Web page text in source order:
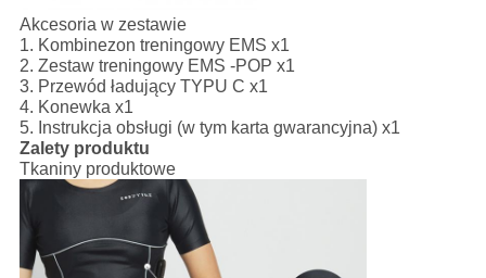
Akcesoria w zestawie
1. Kombinezon treningowy EMS x1
2. Zestaw treningowy EMS -POP x1
3. Przewód ładujący TYPU C x1
4. Konewka x1
5. Instrukcja obsługi (w tym karta gwarancyjna) x1
Zalety produktu
Tkaniny produktowe